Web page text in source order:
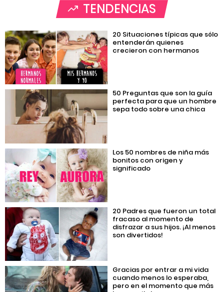
TENDENCIAS
20 Situaciones típicas que sólo
entenderán quienes
crecieron con hermanos
50 Preguntas que son la guía
perfecta para que un hombre
sepa todo sobre una chica
Los 50 nombres de niña más
bonitos con origen y
significado
20 Padres que fueron un total
fracaso al momento de
disfrazar a sus hijos. ¡Al menos
son divertidos!
Gracias por entrar a mi vida
cuando menos lo esperaba,
pero en el momento que más